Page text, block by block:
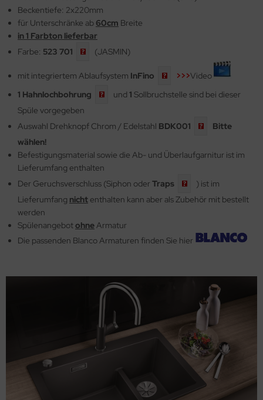
Beckentiefe: 2x220mm
für Unterschränke ab 60cm Breite
in 1 Farbton lieferbar
Farbe: 523 701 (JASMIN)
mit integriertem Ablaufsystem InFino >>>Video
1 Hahnlochbohrung und 1 Sollbruchstelle sind bei dieser
Spüle vorgegeben
Auswahl Drehknopf Chrom / Edelstahl BDK001
Bitte
wählen!
Befestigungsmaterial sowie die Ab- und Überlaufgarnitur ist im
Lieferumfang enthalten
Der Geruchsverschluss (Siphon oder Traps
) ist im
Lieferumfang nicht enthalten kann aber als Zubehör mit bestellt
werden
SpülenangebotohneArmatur
Die passenden Blanco Armaturen finden Sie hier